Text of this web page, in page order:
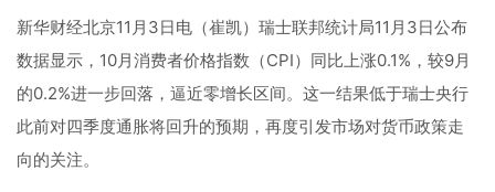
新华财经北京11月3日电（崔凯）瑞士联邦统计局11月3日公布
数据显示，10月消费者价格指数（CPI）同比上涨0.1%，较9月
的0.2%进一步回落，逼近零增长区间。这一结果低于瑞士央行
此前对四季度通胀将回升的预期，再度引发市场对货币政策走
向的关注。